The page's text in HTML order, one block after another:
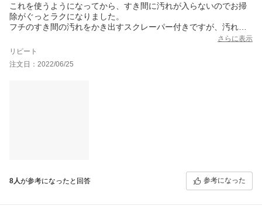
これを使うようになってから、すき間に汚れが入らないのでお掃
除がぐっとラクになりました。
フチのすき間の汚れをかき出すスクレーパー付きですが、汚れが
さらに表示
リピート
注文日：2022/06/25
8人が参考になったと回答 参考になった